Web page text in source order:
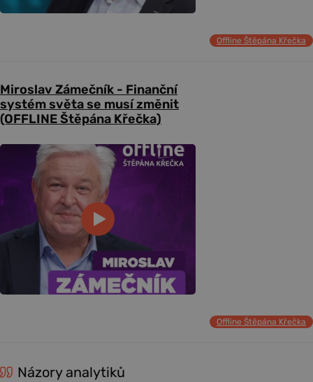
Offline Štěpána Křečka
Miroslav Zámečník - Finanční
systém světa se musí změnit
(OFFLINE Štěpána Křečka)
Offline Štěpána Křečka
Názory analytiků